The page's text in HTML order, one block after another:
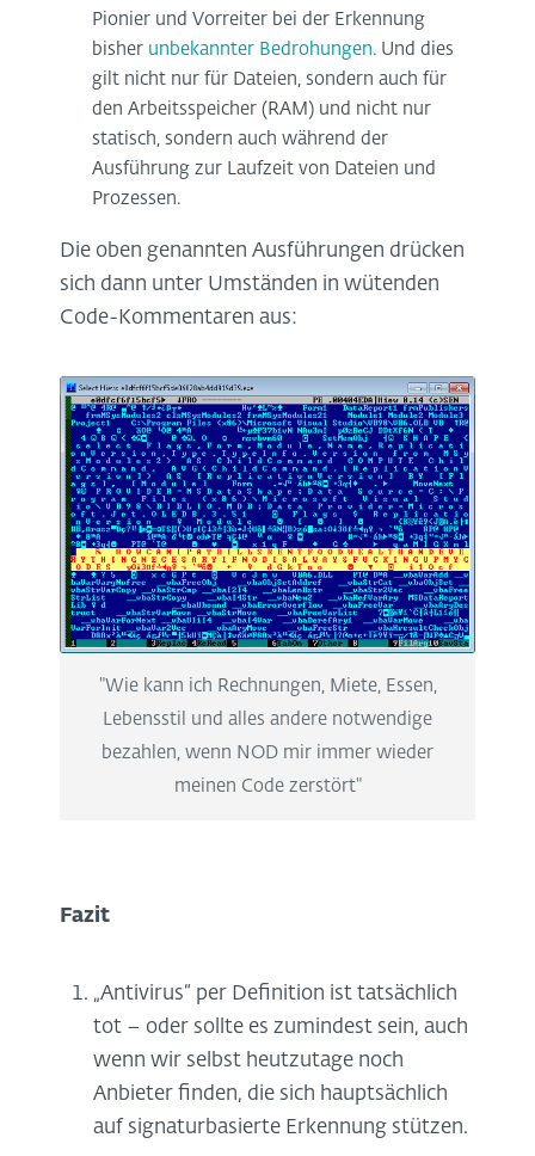
Pionier und Vorreiter bei der Erkennung
bisher unbekannter Bedrohungen. Und dies
gilt nicht nur für Dateien, sondern auch für
den Arbeitsspeicher (RAM) und nicht nur
statisch, sondern auch während der
Ausführung zur Laufzeit von Dateien und
Prozessen.
Die oben genannten Ausführungen drücken
sich dann unter Umständen in wütenden
Code-Kommentaren aus:
"Wie kann ich Rechnungen, Miete, Essen,
Lebensstil und alles andere notwendige
bezahlen, wenn NOD mir immer wieder
meinen Code zerstört"
Fazit
„Antivirus“ per Definition ist tatsächlich
tot – oder sollte es zumindest sein, auch
wenn wir selbst heutzutage noch
Anbieter finden, die sich hauptsächlich
auf signaturbasierte Erkennung stützen.